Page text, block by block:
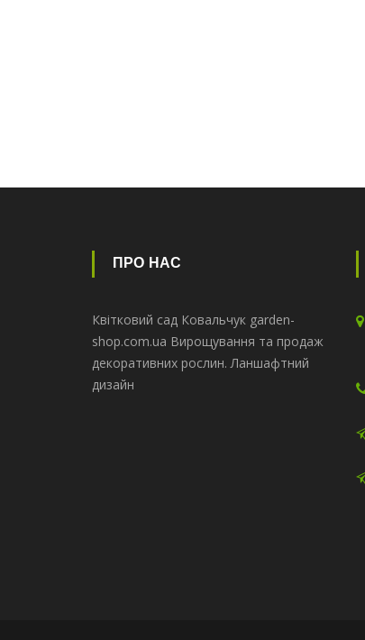
ПРО НАС
Квітковий сад Ковальчук garden-
shop.com.ua Вирощування та продаж
декоративних рослин. Ланшафтний
дизайн